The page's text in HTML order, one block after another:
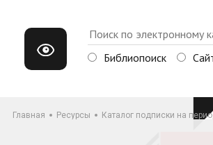
Библиопоиск
Главная Ресурсы Каталог подписки на